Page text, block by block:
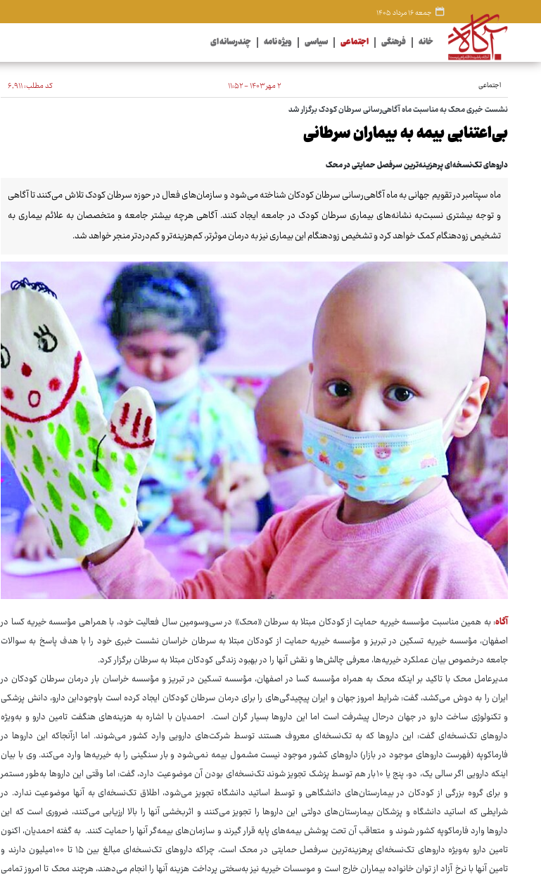
جمعه ۱۶ مرداد ۱۴۰۵
خانه فرهنگی اجتماعی سیاسی ویژه نامه چندرسانه ای
اجتماعی ۲ مهر ۱۴۰۳ - ۱۱:۵۲ کد مطلب:۶٬۹۱۱
نشست خبری محک به مناسبت ماه آگاهی‌رسانی سرطان کودک برگزار شد
بی‌اعتنایی بیمه به بیماران سرطانی
داروهای تک‌نسخه‌ای پرهزینه‌ترین سرفصل حمایتی در محک
ماه سپتامبر در تقویم جهانی به ماه آگاهی‌رسانی سرطان کودکان شناخته می‌شود و سازمان‌های فعال در حوزه سرطان کودک تلاش می‌کنند تا آگاهی
و توجه بیشتری نسبت‌به نشانه‌های بیماری سرطان کودک در جامعه ایجاد کنند. آگاهی هرچه بیشتر جامعه و متخصصان به علائم بیماری به
تشخیص زودهنگام کمک خواهد کرد و تشخیص زودهنگام این بیماری نیز به درمان موثرتر، کم‌هزینه‌تر و کم‌دردتر منجر خواهد شد.
آگاه: به همین مناسبت مؤسسه خیریه حمایت از کودکان مبتلا به سرطان «محک» در سی‌وسومین سال فعالیت خود، با همراهی مؤسسه خیریه کسا در
اصفهان، مؤسسه خیریه تسکین در تبریز و مؤسسه خیریه حمایت از کودکان مبتلا به سرطان خراسان نشست خبری خود را با هدف پاسخ به سوالات
جامعه درخصوص بیان عملکرد خیریه‌ها، معرفی چالش‌ها و نقش آنها را در بهبود زندگی کودکان مبتلا به سرطان برگزار کرد.
مدیرعامل محک با تاکید بر اینکه محک به همراه مؤسسه کسا در اصفهان، مؤسسه تسکین در تبریز و مؤسسه خراسان بار درمان سرطان کودکان در
ایران را به دوش می‌کشد، گفت: شرایط امروز جهان و ایران پیچیدگی‌های را برای درمان سرطان کودکان ایجاد کرده است باوجوداین دارو، دانش پزشکی
و تکنولوژی ساخت دارو در جهان درحال پیشرفت است اما این داروها بسیار گران است. احمدیان با اشاره به هزینه‌های هنگفت تامین دارو و به‌ویژه
داروهای تک‌نسخه‌ای گفت: این داروها که به تک‌نسخه‌ای معروف هستند توسط شرکت‌های دارویی وارد کشور می‌شوند. اما ازآنجاکه این داروها در
فارماکوپه (فهرست داروهای موجود در بازار) داروهای کشور موجود نیست مشمول بیمه نمی‌شود و بار سنگینی را به خیریه‌ها وارد می‌کند. وی با بیان
اینکه دارویی اگر سالی یک، دو، پنج یا ۱۰بار هم توسط پزشک تجویز شوند تک‌نسخه‌ای بودن آن موضوعیت دارد، گفت: اما وقتی این داروها به‌طور مستمر
و برای گروه بزرگی از کودکان در بیمارستان‌های دانشگاهی و توسط اساتید دانشگاه تجویز می‌شود، اطلاق تک‌نسخه‌ای به آنها موضوعیت ندارد. در
شرایطی که اساتید دانشگاه و پزشکان بیمارستان‌های دولتی این داروها را تجویز می‌کنند و اثربخشی آنها را بالا ارزیابی می‌کنند، ضروری است که این
داروها وارد فارماکوپه کشور شوند و متعاقب آن تحت پوشش بیمه‌های پایه قرار گیرند و سازمان‌های بیمه‌گر آنها را حمایت کنند. به گفته احمدیان، اکنون
تامین دارو به‌ویژه داروهای تک‌نسخه‌ای پرهزینه‌ترین سرفصل حمایتی در محک است، چراکه داروهای تک‌نسخه‌ای مبالغ بین ۱۵ تا ۱۰۰میلیون دارند و
تامین آنها با نرخ آزاد از توان خانواده بیماران خارج است و موسسات خیریه نیز به‌سختی پرداخت هزینه آنها را انجام می‌دهند، هرچند محک تا امروز تمامی